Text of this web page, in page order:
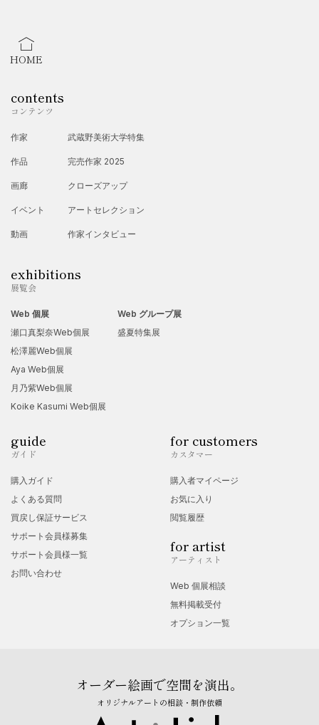
HOME
contents
コンテンツ
作家
作品
画廊
イベント
動画
武蔵野美術大学特集
完売作家 2025
クローズアップ
アートセレクション
作家インタビュー
exhibitions
展覧会
Web 個展
瀬口真梨奈Web個展
松澤麗Web個展
Aya Web個展
月乃紫Web個展
Koike Kasumi Web個展
Web グループ展
盛夏特集展
guide
ガイド
購入ガイド
よくある質問
買戻し保証サービス
サポート会員様募集
サポート会員様一覧
お問い合わせ
for customers
カスタマー
購入者マイページ
お気に入り
閲覧履歴
for artist
アーティスト
Web 個展相談
無料掲載受付
オプション一覧
オーダー絵画で空間を演出。
オリジナルアートの相談・制作依頼